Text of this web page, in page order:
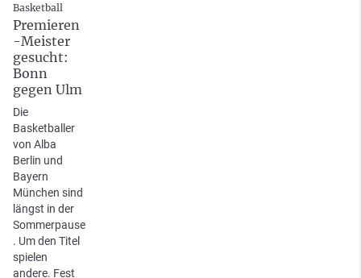
Basketball
Premieren
-Meister
gesucht:
Bonn
gegen Ulm
Die
Basketballer
von Alba
Berlin und
Bayern
München sind
längst in der
Sommerpause
. Um den Titel
spielen
andere. Fest